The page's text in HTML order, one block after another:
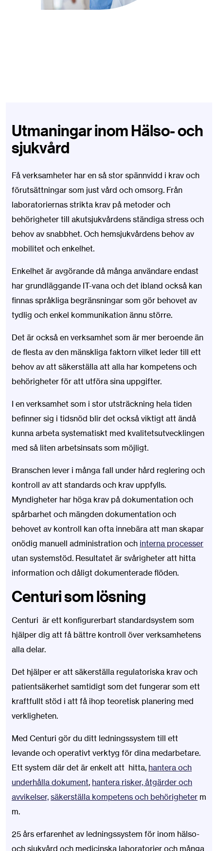
Utmaningar inom Hälso- och
sjukvård
Få verksamheter har en så stor spännvidd i krav och
förutsättningar som just vård och omsorg. Från
laboratoriernas strikta krav på metoder och
behörigheter till akutsjukvårdens ständiga stress och
behov av snabbhet. Och hemsjukvårdens behov av
mobilitet och enkelhet.
Enkelhet är avgörande då många användare endast
har grundläggande IT-vana och det ibland också kan
finnas språkliga begränsningar som gör behovet av
tydlig och enkel kommunikation ännu större.
Det är också en verksamhet som är mer beroende än
de flesta av den mänskliga faktorn vilket leder till ett
behov av att säkerställa att alla har kompetens och
behörigheter för att utföra sina uppgifter.
I en verksamhet som i stor utsträckning hela tiden
befinner sig i tidsnöd blir det också viktigt att ändå
kunna arbeta systematiskt med kvalitetsutvecklingen
med så liten arbetsinsats som möjligt.
Branschen lever i många fall under hård reglering och
kontroll av att standards och krav uppfylls.
Myndigheter har höga krav på dokumentation och
spårbarhet och mängden dokumentation och
behovet av kontroll kan ofta innebära att man skapar
onödig manuell administration och interna processer
utan systemstöd. Resultatet är svårigheter att hitta
information och dåligt dokumenterade flöden.
Centuri som lösning
Centuri är ett konfigurerbart standardsystem som
hjälper dig att få bättre kontroll över verksamhetens
alla delar.
Det hjälper er att säkerställa regulatoriska krav och
patientsäkerhet samtidigt som det fungerar som ett
kraftfullt stöd i att få ihop teoretisk planering med
verkligheten.
Med Centuri gör du ditt ledningssystem till ett
levande och operativt verktyg för dina medarbetare.
Ett system där det är enkelt att hitta, hantera och
underhålla dokument, hantera risker, åtgärder och
avvikelser, säkerställa kompetens och behörigheter m
m.
25 års erfarenhet av ledningssystem för inom hälso-
och sjukvård och medicinska laboratorier och många